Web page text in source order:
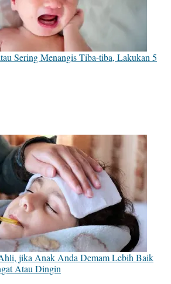
Sering Menangis Tiba-tiba, Lakukan 5
jika Anak Anda Demam Lebih Baik
Atau Dingin